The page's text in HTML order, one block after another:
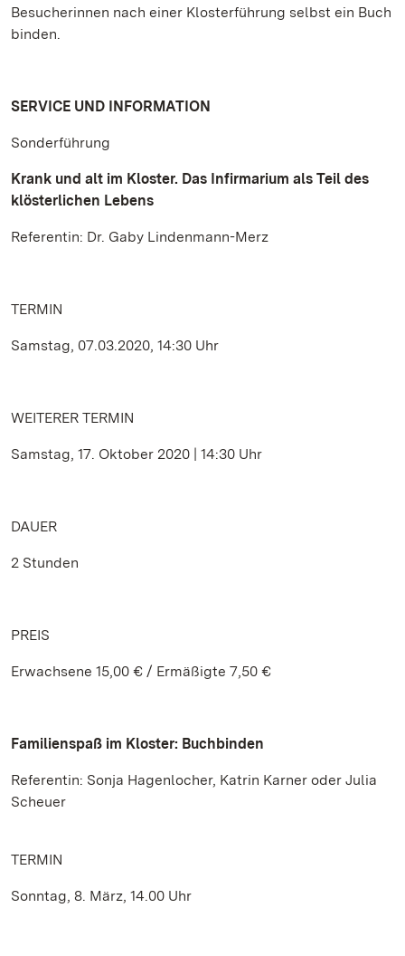
Besucherinnen nach einer Klosterführung selbst ein Buch
binden.
SERVICE UND INFORMATION
Sonderführung
Krank und alt im Kloster. Das Infirmarium als Teil des
klösterlichen Lebens
Referentin: Dr. Gaby Lindenmann-Merz
TERMIN
Samstag, 07.03.2020, 14:30 Uhr
WEITERER TERMIN
Samstag, 17. Oktober 2020 | 14:30 Uhr
DAUER
2 Stunden
PREIS
Erwachsene 15,00 € / Ermäßigte 7,50 €
Familienspaß im Kloster: Buchbinden
Referentin: Sonja Hagenlocher, Katrin Karner oder Julia
Scheuer
TERMIN
Sonntag, 8. März, 14.00 Uhr